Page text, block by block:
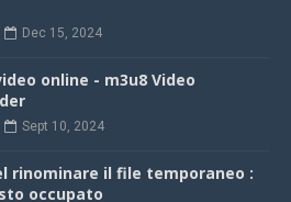
Dec 15, 2024
online - m3u8 Video
Sept 10, 2024
rinominare il file temporaneo :
occupato